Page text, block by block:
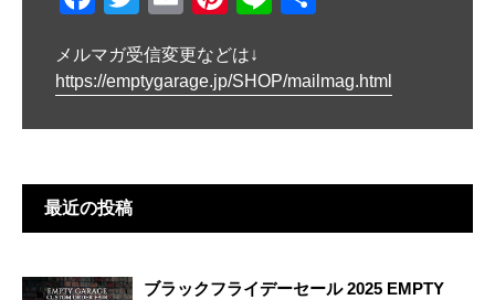
c
e
b
o
o
k
tt
er
ail er
e
st
e
メルマガ受信変更などは↓
https://emptygarage.jp/SHOP/mailmag.html
最近の投稿
ブラックフライデーセール 2025 EMPTY